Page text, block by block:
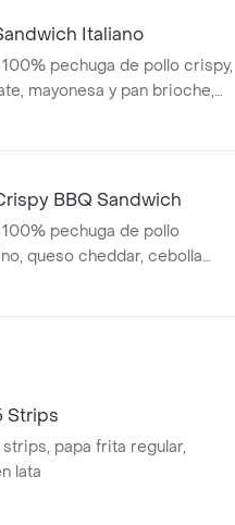
Italiano
pechuga de pollo crispy,
mayonesa y pan brioche,
gaseosa en lata
BBQ Sandwich
pechuga de pollo
queso cheddar, cebolla
papa mediana, 1 gaseosa en
Strips
papa frita regular,
lata